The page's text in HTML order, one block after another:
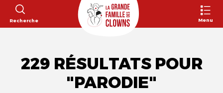
Recherche Menu
229 RÉSULTATS POUR
"PARODIE"